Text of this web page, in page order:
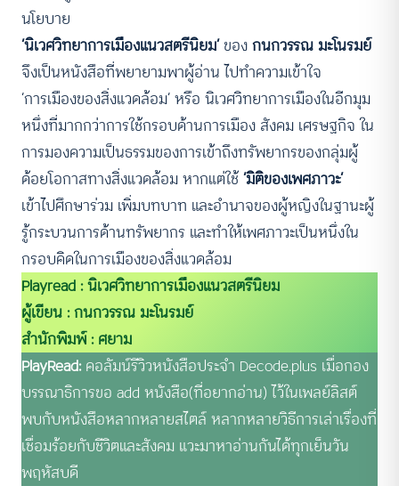
นโยบาย
‘นิเวศวิทยาการเมืองแนวสตรีนิยม’ของกนกวรรณ มะโนรมย์
จึงเป็นหนังสือที่พยายามพาผู้อ่าน ไปทำความเข้าใจ
‘การเมืองของสิ่งแวดล้อม’ หรือ นิเวศวิทยาการเมืองในอีกมุม
หนึ่งที่มากกว่าการใช้กรอบด้านการเมือง สังคม เศรษฐกิจ ใน
การมองความเป็นธรรมของการเข้าถึงทรัพยากรของกลุ่มผู้
ด้อยโอกาสทางสิ่งแวดล้อม หากแต่ใช้‘มิติของเพศภาวะ’
เข้าไปศึกษาร่วม เพิ่มบทบาท และอำนาจของผู้หญิงในฐานะผู้
รู้กระบวนการด้านทรัพยากร และทำให้เพศภาวะเป็นหนึ่งใน
กรอบคิดในการเมืองของสิ่งแวดล้อม
Playread : นิเวศวิทยาการเมืองแนวสตรีนิยม
ผู้เขียน : กนกวรรณ มะโนรมย์
สำนักพิมพ์ : ศยาม
PlayRead:คอลัมน์รีวิวหนังสือประจำ Decode.plus เมื่อกอง
บรรณาธิการขอ add หนังสือ(ที่อยากอ่าน) ไว้ในเพลย์ลิสต์
พบกับหนังสือหลากหลายสไตล์ หลากหลายวิธีการเล่าเรื่องที่
เชื่อมร้อยกับชีวิตและสังคม แวะมาหาอ่านกันได้ทุกเย็นวัน
พฤหัสบดี